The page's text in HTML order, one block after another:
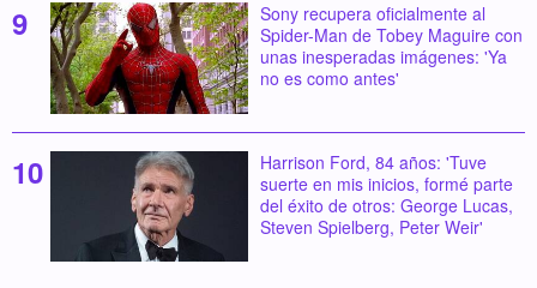
Sony recupera oficialmente al
Spider-Man de Tobey Maguire con
unas inesperadas imágenes: 'Ya
no es como antes'
Harrison Ford, 84 años: 'Tuve
suerte en mis inicios, formé parte
del éxito de otros: George Lucas,
Steven Spielberg, Peter Weir'